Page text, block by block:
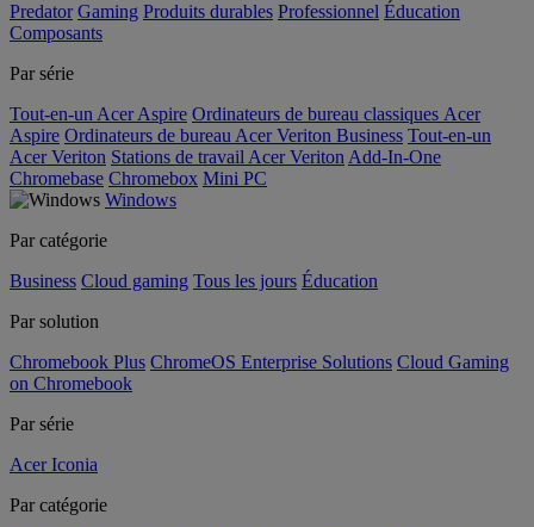
Predator Gaming Produits durables Professionnel Éducation
Composants
Par série
Tout-en-un Acer Aspire Ordinateurs de bureau classiques Acer
Aspire Ordinateurs de bureau Acer Veriton Business Tout-en-un
Acer Veriton Stations de travail Acer Veriton Add-In-One
Chromebase Chromebox Mini PC
Windows
Par catégorie
Business Cloud gaming Tous les jours Éducation
Par solution
Chromebook Plus ChromeOS Enterprise Solutions Cloud Gaming
on Chromebook
Par série
Acer Iconia
Par catégorie